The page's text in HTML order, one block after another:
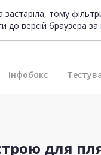
тому
до версій браузера за
Інфобокс
для